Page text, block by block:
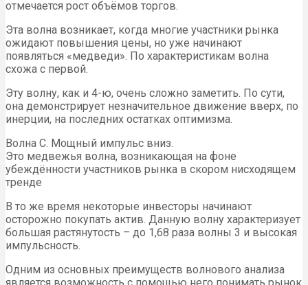
отмечается рост объёмов торгов.
Эта волна возникает, когда многие участники рынка
ожидают повышения цены, но уже начинают
появляться «медведи». По характеристикам волна
схожа с первой.
Эту волну, как и 4-ю, очень сложно заметить. По сути,
она демонстрирует незначительное движение вверх, по
инерции, на последних остатках оптимизма.
Волна C. Мощный импульс вниз.
Это медвежья волна, возникающая на фоне
убеждённости участников рынка в скором нисходящем
тренде
В то же время некоторые инвесторы начинают
осторожно покупать актив. Данную волну характеризует
большая растянутость – до 1,68 раза волны 3 и высокая
импульсность.
Одним из основных преимуществ волнового анализа